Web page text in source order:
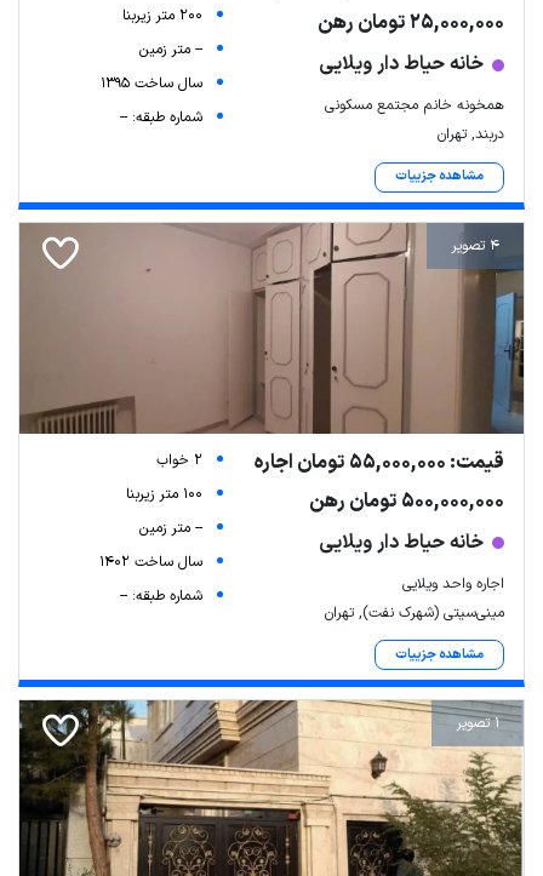
Leaflet| Map data © ariamarz.com
25,000,000 تومان رهن
خانه حیاط دار ویلایی
همخونه خانم مجتمع مسکونی
دربند, تهران
مشاهده جزییات
200 متر زیربنا
-- متر زمین
سال ساخت 1395
شماره طبقه: --
4 تصویر
قیمت: 55,000,000 تومان اجاره
500,000,000 تومان رهن
خانه حیاط دار ویلایی
اجاره واحد ویلایی
مینی‌سیتی (شهرک نفت), تهران
مشاهده جزییات
2 خواب
100 متر زیربنا
-- متر زمین
سال ساخت 1402
شماره طبقه: --
1 تصویر